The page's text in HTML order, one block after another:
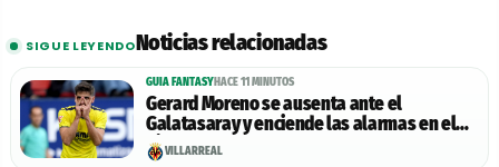
SIGUE LEYENDONoticias relacionadas
GUIA FANTASYHACE 11 MINUTOS
Gerard Moreno se ausenta ante el
Galatasaray y enciende las alarmas en el
Villarreal
VILLARREAL